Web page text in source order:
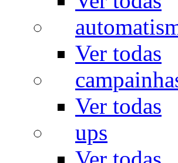
Ver todas
Ver todas
ups